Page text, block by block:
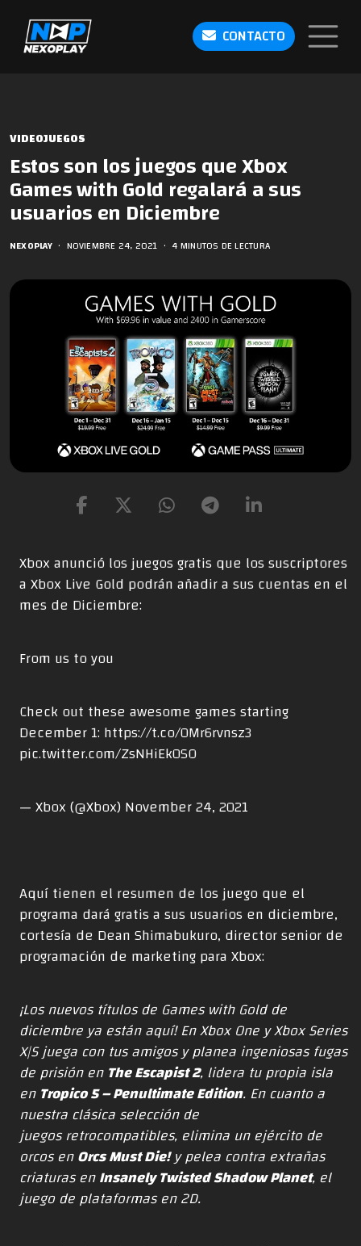
CONTACTO
VIDEOJUEGOS
Estos son los juegos que Xbox
Games with Gold regalará a sus
usuarios en Diciembre
NEXOPLAY • NOVIEMBRE 24, 2021 • 4 MINUTOS DE LECTURA
Xbox anunció los juegos gratis que los suscriptores
a Xbox Live Gold podrán añadir a sus cuentas en el
mes de Diciembre:
From us to you
Check out these awesome games starting
December 1: https://t.co/0Mr6rvnsz3
pic.twitter.com/ZsNHiEk0SO
— Xbox (@Xbox)November 24, 2021
Aquí tienen el resumen de los juego que el
programa dará gratis a sus usuarios en diciembre,
cortesía de Dean Shimabukuro, director senior de
programación de marketing para Xbox:
¡Los nuevos títulos de Games with Gold de
diciembre ya están aquí! En Xbox One y Xbox Series
X|S juega con tus amigos y planea ingeniosas fugas
de prisión enThe Escapist 2, lidera tu propia isla
enTropico 5 – Penultimate Edition. En cuanto a
nuestra clásica selección de
juegosretrocompatibles, elimina un ejército de
orcos enOrcs Must Die!y pelea contra extrañas
criaturas enInsanely Twisted Shadow Planet, el
juego de plataformas en 2D.